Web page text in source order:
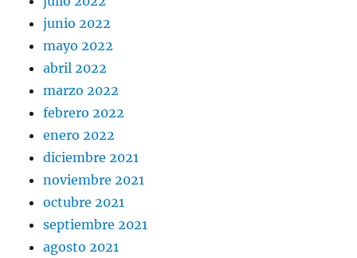
junio 2022
mayo 2022
abril 2022
marzo 2022
febrero 2022
enero 2022
diciembre 2021
noviembre 2021
octubre 2021
septiembre 2021
agosto 2021